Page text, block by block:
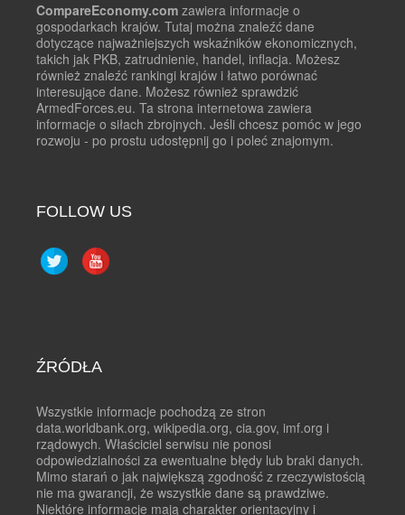
CompareEconomy.com zawiera informacje o
gospodarkach krajów. Tutaj można znaleźć dane
dotyczące najważniejszych wskaźników ekonomicznych,
takich jak PKB, zatrudnienie, handel, inflacja. Możesz
również znaleźć rankingi krajów i łatwo porównać
interesujące dane. Możesz również sprawdzić
ArmedForces.eu. Ta strona internetowa zawiera
informacje o siłach zbrojnych. Jeśli chcesz pomóc w jego
rozwoju - po prostu udostępnij go i poleć znajomym.
FOLLOW US
ŹRÓDŁA
Wszystkie informacje pochodzą ze stron
data.worldbank.org, wikipedia.org, cia.gov, imf.org i
rządowych. Właściciel serwisu nie ponosi
odpowiedzialności za ewentualne błędy lub braki danych.
Mimo starań o jak największą zgodność z rzeczywistością
nie ma gwarancji, że wszystkie dane są prawdziwe.
Niektóre informacje mają charakter orientacyjny i